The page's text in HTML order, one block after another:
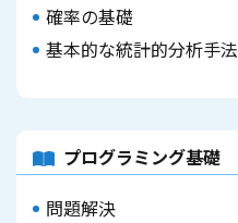
確率の基礎
基本的な統計的分析手法
プログラミング基礎
問題解決